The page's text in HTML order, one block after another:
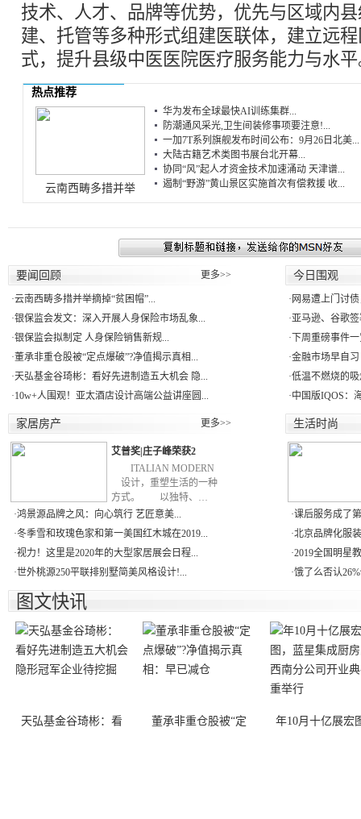
技术、人才、品牌等优势，优先与区域内
建、托管等多种形式组建医联体，建立远
式，提升县级中医医院医疗服务能力与水
热点推荐
云南西畴多措并举
华为发布全球最快AI训练集群...
防潮通风采光,卫生间装修事项要注意!...
一加7T系列旗舰发布时间公布：9月26日北美...
大陆古籍艺术类图书展台北开幕...
协同“风”起人才资金技术加速涌动 天津谱...
遏制“野游”黄山景区实施首次有偿救援 收...
要闻回顾 更多>>
·云南西畴多措并举摘掉“贫困帽”...
·银保监会发文：深入开展人身保险市场乱象...
·银保监会拟制定 人身保险销售新规...
·董承非重仓股被“定点爆破”?净值揭示真相...
·天弘基金谷琦彬：看好先进制造五大机会 隐...
·10w+人围观！亚太酒店设计高端公益讲座圆...
今日围观
· 网易遭上门讨
·亚马逊、谷歌
· 下周重磅事件
·金融市场早自
·低温不燃烧的
·中国版IQOS：
家居房产 更多>>
艾普奖|庄子峰荣获2
ITALIAN MODERN
设计，重塑生活的一种
方式。 以独特、…
·鸿景源品牌之风：向心筑行 艺匠意美...
·冬季雪和玫瑰色家和第一美国红木城在2019...
·视力！这里是2020年的大型家居展会日程...
·世外桃源250平联排别墅简美风格设计!...
生活时尚
·课后服务成了
·北京品牌化服
·2019全国明星
·饿了么否认
图文快讯
天弘基金谷琦彬：看 董承非重仓股被“定 年10月十亿展宏